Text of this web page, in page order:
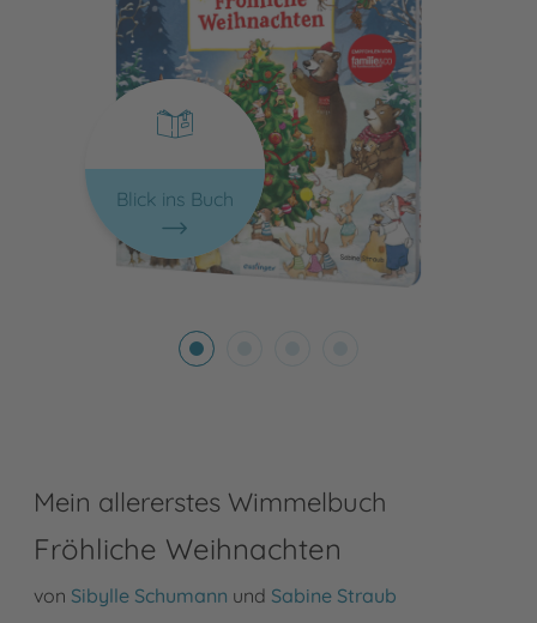
Blick ins Buch
Mein allererstes Wimmelbuch
Fröhliche Weihnachten
von Sibylle Schumann und Sabine Straub